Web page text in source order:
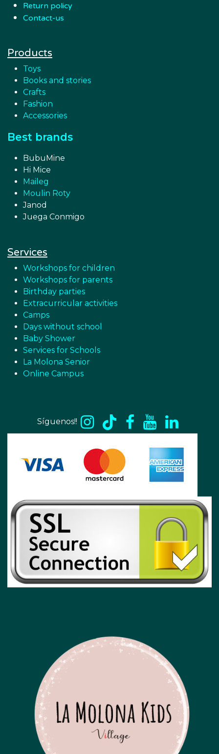
Return policy
Contact-us
Products
Toys
Books and stories
Crafts
Fashion
Accessories
Best brands
BubuMine
Hi Mice
Maileg
Moulin Roty
Janod
Juega Conmigo
Services
Workshops for children
Workshops for parents
Birthday parties
Extracurricular activities
Camps
Days without school
Baby Shower
Services for Schools
La Molona Senior
Online Campus
Síguenos!!